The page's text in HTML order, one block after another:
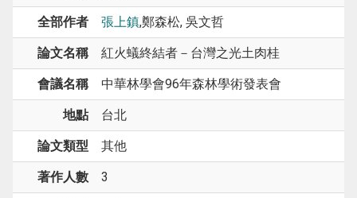
全部作者 張上鎮,鄭森松, 吳文哲
論文名稱 紅火蟻終結者－台灣之光土肉桂
會議名稱 中華林學會96年森林學術發表會
地點 台北
論文類型 其他
著作人數 3